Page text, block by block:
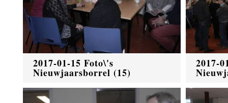
2017-01-15 Foto\'s
Nieuwjaarsborrel (15)
2017-